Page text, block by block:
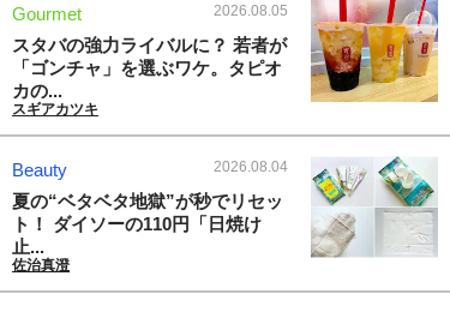
Gourmet 2026.08.05
スタバの強力ライバルに？ 若者が
「ゴンチャ」を選ぶワケ。タピオ
カの...
スギアカツキ
Beauty 2026.08.04
夏の“ベタベタ地獄”が秒でリセッ
ト！ ダイソーの110円「日焼け
止...
佐治真澄